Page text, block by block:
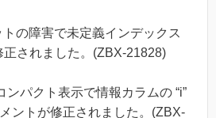
の障害で未定義インデックス
正されました。(ZBX-21828)
ンパクト表示で情報カラムの “i”
ントが修正されました。(ZBX-